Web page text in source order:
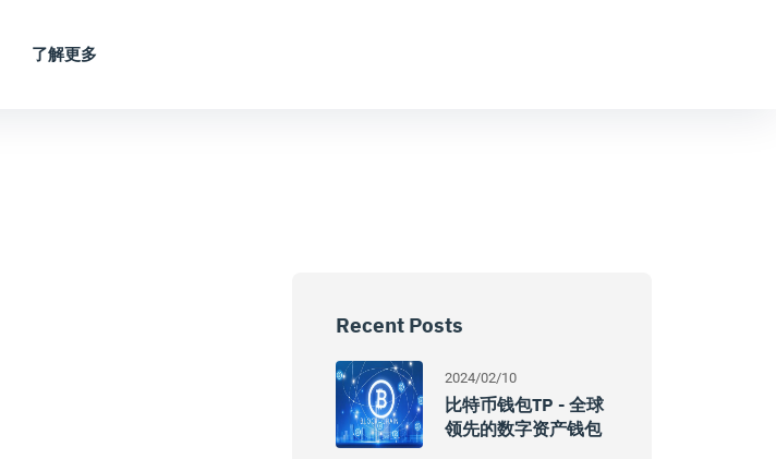
了解更多
Recent Posts
2024/02/10
比特币钱包TP - 全球
领先的数字资产钱包